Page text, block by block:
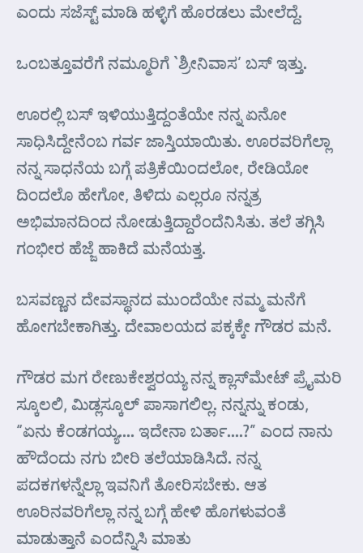
ಎಂದು ಸಜೆಸ್ಟ್ ಮಾಡಿ ಹಳ್ಳಿಗೆ ಹೊರಡಲು ಮೇಲೆದ್ದೆ.
ಒಂಬತ್ತೂವರೆಗೆ ನಮ್ಮೂರಿಗೆ `ಶ್ರೀನಿವಾಸ’ ಬಸ್ ಇತ್ತು.
ಊರಲ್ಲಿ ಬಸ್ ಇಳಿಯುತ್ತಿದ್ದಂತೆಯೇ ನನ್ನ ಏನೋ
ಸಾಧಿಸಿದ್ದೇನೆಂಬ ಗರ್ವ ಜಾಸ್ತಿಯಾಯಿತು. ಊರವರಿಗೆಲ್ಲಾ
ನನ್ನ ಸಾಧನೆಯ ಬಗ್ಗೆ ಪತ್ರಿಕೆಯಿಂದಲೋ, ರೇಡಿಯೋ
ದಿಂದಲೊ ಹೇಗೋ, ತಿಳಿದು ಎಲ್ಲರೂ ನನ್ನತ್ರ
ಅಭಿಮಾನದಿಂದ ನೋಡುತ್ತಿದ್ದಾರೆಂದೆನಿಸಿತು. ತಲೆ ತಗ್ಗಿಸಿ
ಗಂಭೀರ ಹೆಜ್ಜೆ ಹಾಕಿದೆ ಮನೆಯತ್ತ.
ಬಸವಣ್ಣನ ದೇವಸ್ಥಾನದ ಮುಂದೆಯೇ ನಮ್ಮ ಮನೆಗೆ
ಹೋಗಬೇಕಾಗಿತ್ತು. ದೇವಾಲಯದ ಪಕ್ಕಕ್ಕೇ ಗೌಡರ ಮನೆ.
ಗೌಡರ ಮಗ ರೇಣುಕೇಶ್ವರಯ್ಯ ನನ್ನ ಕ್ಲಾಸ್‌ಮೇಟ್ ಪ್ರೈಮರಿ
ಸ್ಕೂಲಲಿ, ಮಿಡ್ಲಸ್ಕೂಲ್ ಪಾಸಾಗಲಿಲ್ಲ. ನನ್ನನ್ನು ಕಂಡು,
“ಏನು ಕೆಂಡಗಯ್ಯ…. ಇದೇನಾ ಬರ್ತಾ….?” ಎಂದ ನಾನು
ಹೌದೆಂದು ನಗು ಬೀರಿ ತಲೆಯಾಡಿಸಿದೆ. ನನ್ನ
ಪದಕಗಳನ್ನೆಲ್ಲಾ ಇವನಿಗೆ ತೋರಿಸಬೇಕು. ಆತ
ಊರಿನವರಿಗೆಲ್ಲಾ ನನ್ನ ಬಗ್ಗೆ ಹೇಳಿ ಹೊಗಳುವಂತೆ
ಮಾಡುತ್ತಾನೆ ಎಂದೆನ್ನಿಸಿ ಮಾತು